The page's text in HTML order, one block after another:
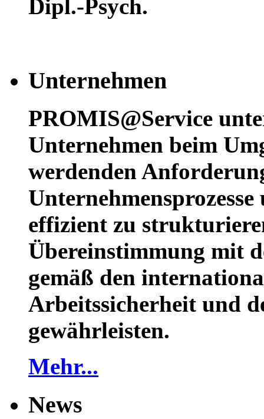
Dipl.-Psych.
Unternehmen
PROMIS@Service
Unternehmen beim
werdenden
effizient zu
Übereinstimmung mit
gemäß den
Arbeitssicherheit und
gewährleisten.
Mehr...
News